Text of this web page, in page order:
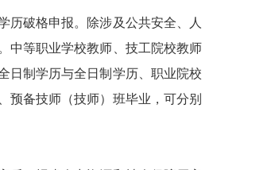
历破格申报。除涉及公共安全、人
中等职业学校教师、技工院校教师
日制学历与全日制学历、职业院校
预备技师（技师）班毕业，可分别